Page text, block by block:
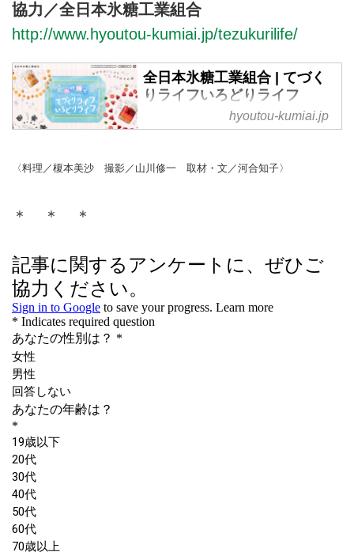
協力／全日本氷糖工業組合
http://www.hyoutou-kumiai.jp/tezukurilife/
全日本氷糖工業組合 | てづく
りライフいろどりライフ
果実のおいしさを引き出す砂糖。
糖は、じつは梅以外の果実とも相
hyoutou-kumiai.jp
〈料理／榎本美沙 撮影／山川修一 取材・文／河合知子〉
＊ ＊ ＊